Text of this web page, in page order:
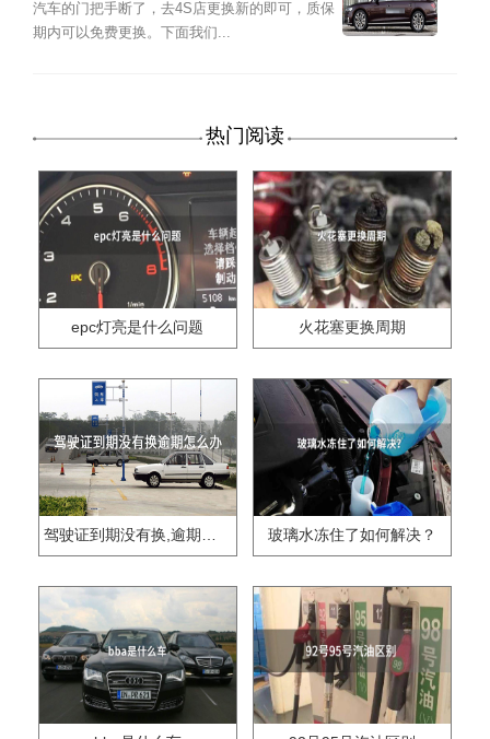
汽车的门把手断了，去4S店更换新的即可，质保
期内可以免费更换。下面我们...
热门阅读
epc灯亮是什么问题 火花塞更换周期
驾驶证到期没有换,逾期怎么办?? 玻璃水冻住了如何解决？